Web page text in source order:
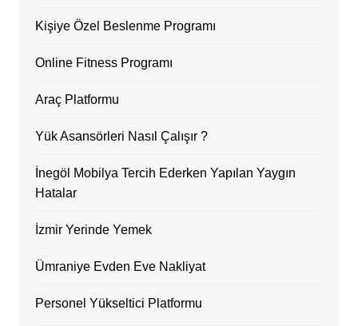
Kişiye Özel Beslenme Programı
Online Fitness Programı
Araç Platformu
Yük Asansörleri Nasıl Çalışır ?
İnegöl Mobilya Tercih Ederken Yapılan Yaygın
Hatalar
İzmir Yerinde Yemek
Ümraniye Evden Eve Nakliyat
Personel Yükseltici Platformu